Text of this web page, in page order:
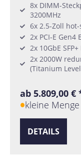
8x DIMM-
3200MHz
6x 2.5-Zoll
2x PCI-E Gen4
2x 10GbE
2x 2000W
(Titanium
ab 5.809,00 €
kleine
DETAILS